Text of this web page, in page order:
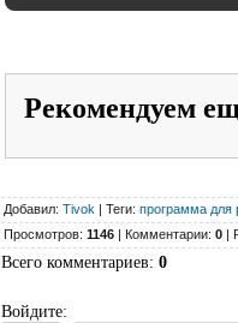
Рекомендуем
Добавил: Tivok | Теги: программа для
Просмотров: 1146 | Комментарии: 0 |
Всего комментариев: 0
Войдите: